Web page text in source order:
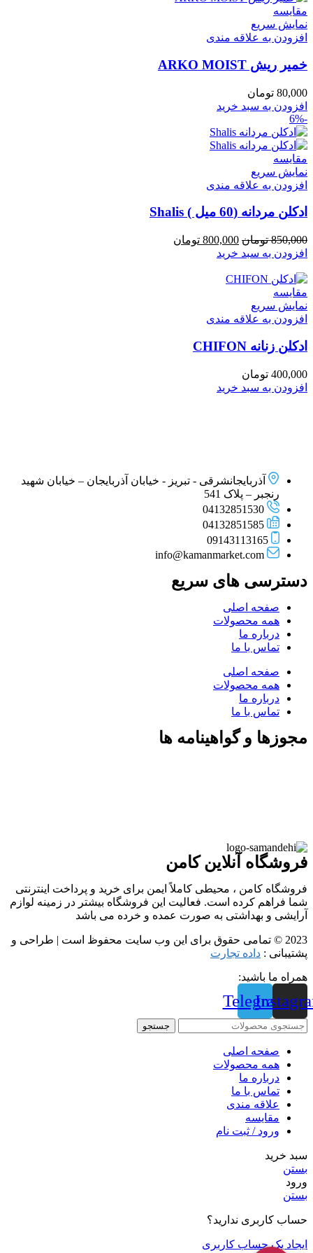
مقايسه
نمایش سریع
افزودن به علاقه مندی
خمير ريش ARKO MOIST
80,000 تومان
افزودن به سبد خرید
-6%
مقايسه
نمایش سریع
افزودن به علاقه مندی
ادكلن مردانه (60 میل ) Shalis
850,000 تومان قیمت
اصلی
بود.
800,000 تومان
افزودن به سبد خرید
مقايسه
نمایش سریع
افزودن به علاقه مندی
ادكلن زنانه CHIFON
400,000 تومان
افزودن به سبد خرید
آذربایجانشرقی - تبریز - خیابان آذربایجان – خیابان شهید
رنجبر – پلاک 541
04132851530
04132851585
09143113165
info@kamanmarket.com
دسترسی های سریع
صفحه اصلی
همه محصولات
درباره ما
تماس با ما
صفحه اصلی
همه محصولات
درباره ما
تماس با ما
مجوزها و گواهینامه ها
فروشگاه آنلاین کامن
فروشگاه کامن ، محیطی کاملاً ایمن برای خرید و پرداخت اینترنتی
شما فراهم کرده است. فعالیت این فروشگاه بیشتر در زمینه لوازم
آرایشی و بهداشتی به صورت عمده و خرده می باشد
2023 © تمامی حقوق برای این وب سایت محفوظ است | طراحی و
پشتیبانی : داده تجارت
همراه ما باشید:
Telegram
جستجو
صفحه اصلی
همه محصولات
درباره ما
تماس با ما
علاقه مندی
مقايسه
ورود / ثبت نام
سبد خرید
بستن
ورود
بستن
حساب کاربری ندارید؟
ایجاد یک حساب کاربری